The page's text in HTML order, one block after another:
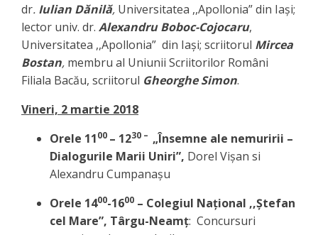
dr. Iulian Dănilă, Universitatea ,,Apollonia” din Iași;
lector univ. dr. Alexandru Boboc-Cojocaru,
Universitatea ,,Apollonia” din Iași; scriitorul Mircea
Bostan, membru al Uniunii Scriitorilor Români
Filiala Bacău, scriitorul Gheorghe Simon.
Vineri, 2 martie 2018
Orele 1100 – 1230 – „Însemne ale nemuririi –
Dialogurile Marii Uniri”, Dorel Vișan si
Alexandru Cumpanașu
Orele 1400-1600 – Colegiul Național ,,Ștefan
cel Mare”, Târgu-Neamț: Concursuri